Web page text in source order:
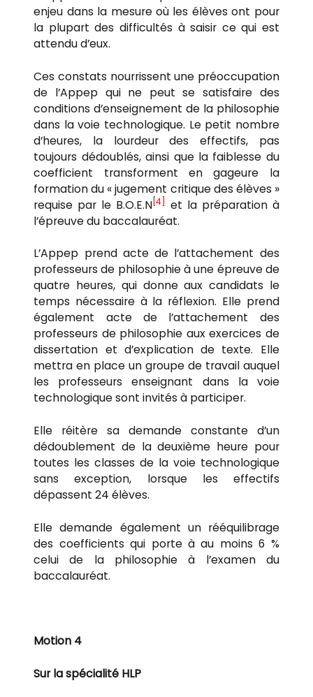
enjeu dans la mesure où les élèves ont pour
la plupart des difficultés à saisir ce qui est
attendu d’eux.
Ces constats nourrissent une préoccupation
de l’Appep qui ne peut se satisfaire des
conditions d’enseignement de la philosophie
dans la voie technologique. Le petit nombre
d’heures, la lourdeur des effectifs, pas
toujours dédoublés, ainsi que la faiblesse du
coefficient transforment en gageure la
formation du « jugement critique des élèves »
requise par le B.O.E.N [4]
et la préparation à
l’épreuve du baccalauréat.
L’Appep prend acte de l’attachement des
professeurs de philosophie à une épreuve de
quatre heures, qui donne aux candidats le
temps nécessaire à la réflexion. Elle prend
également acte de l’attachement des
professeurs de philosophie aux exercices de
dissertation et d’explication de texte. Elle
mettra en place un groupe de travail auquel
les professeurs enseignant dans la voie
technologique sont invités à participer.
Elle réitère sa demande constante d’un
dédoublement de la deuxième heure pour
toutes les classes de la voie technologique
sans exception, lorsque les effectifs
dépassent 24 élèves.
Elle demande également un rééquilibrage
des coefficients qui porte à au moins 6 %
celui de la philosophie à l’examen du
baccalauréat.
Motion 4
Sur la spécialité HLP